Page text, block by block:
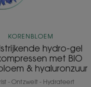
KORENBLOEM
hydro-gel
met BIO
& hyaluronzuur
- Ontzwelt - Hydrateert